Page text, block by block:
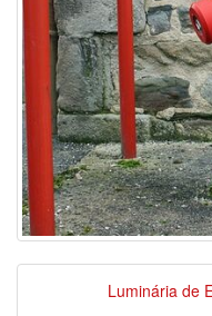
Luminária de